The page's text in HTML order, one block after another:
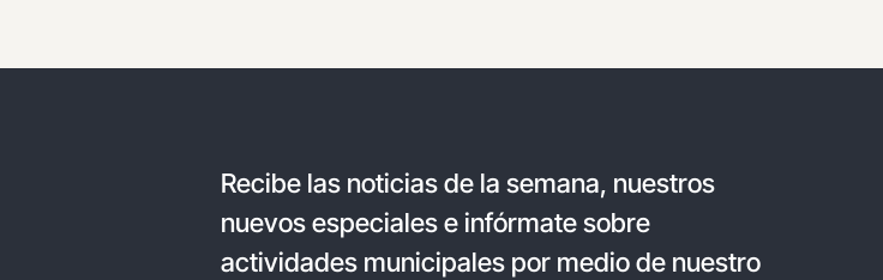
Recibe las noticias de la semana, nuestros
nuevos especiales e infórmate sobre
actividades municipales por medio de nuestro